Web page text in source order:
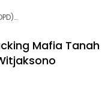
Mafia Tanah